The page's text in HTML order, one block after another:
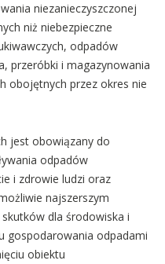
niezanieczyszczonej
niż niebezpieczne
odpadów
przeróbki i magazynowania
obojętnych przez okres nie
jest obowiązany do
odpadów
i zdrowie ludzi oraz
najszerszym
dla środowiska i
gospodarowania odpadami
obiektu